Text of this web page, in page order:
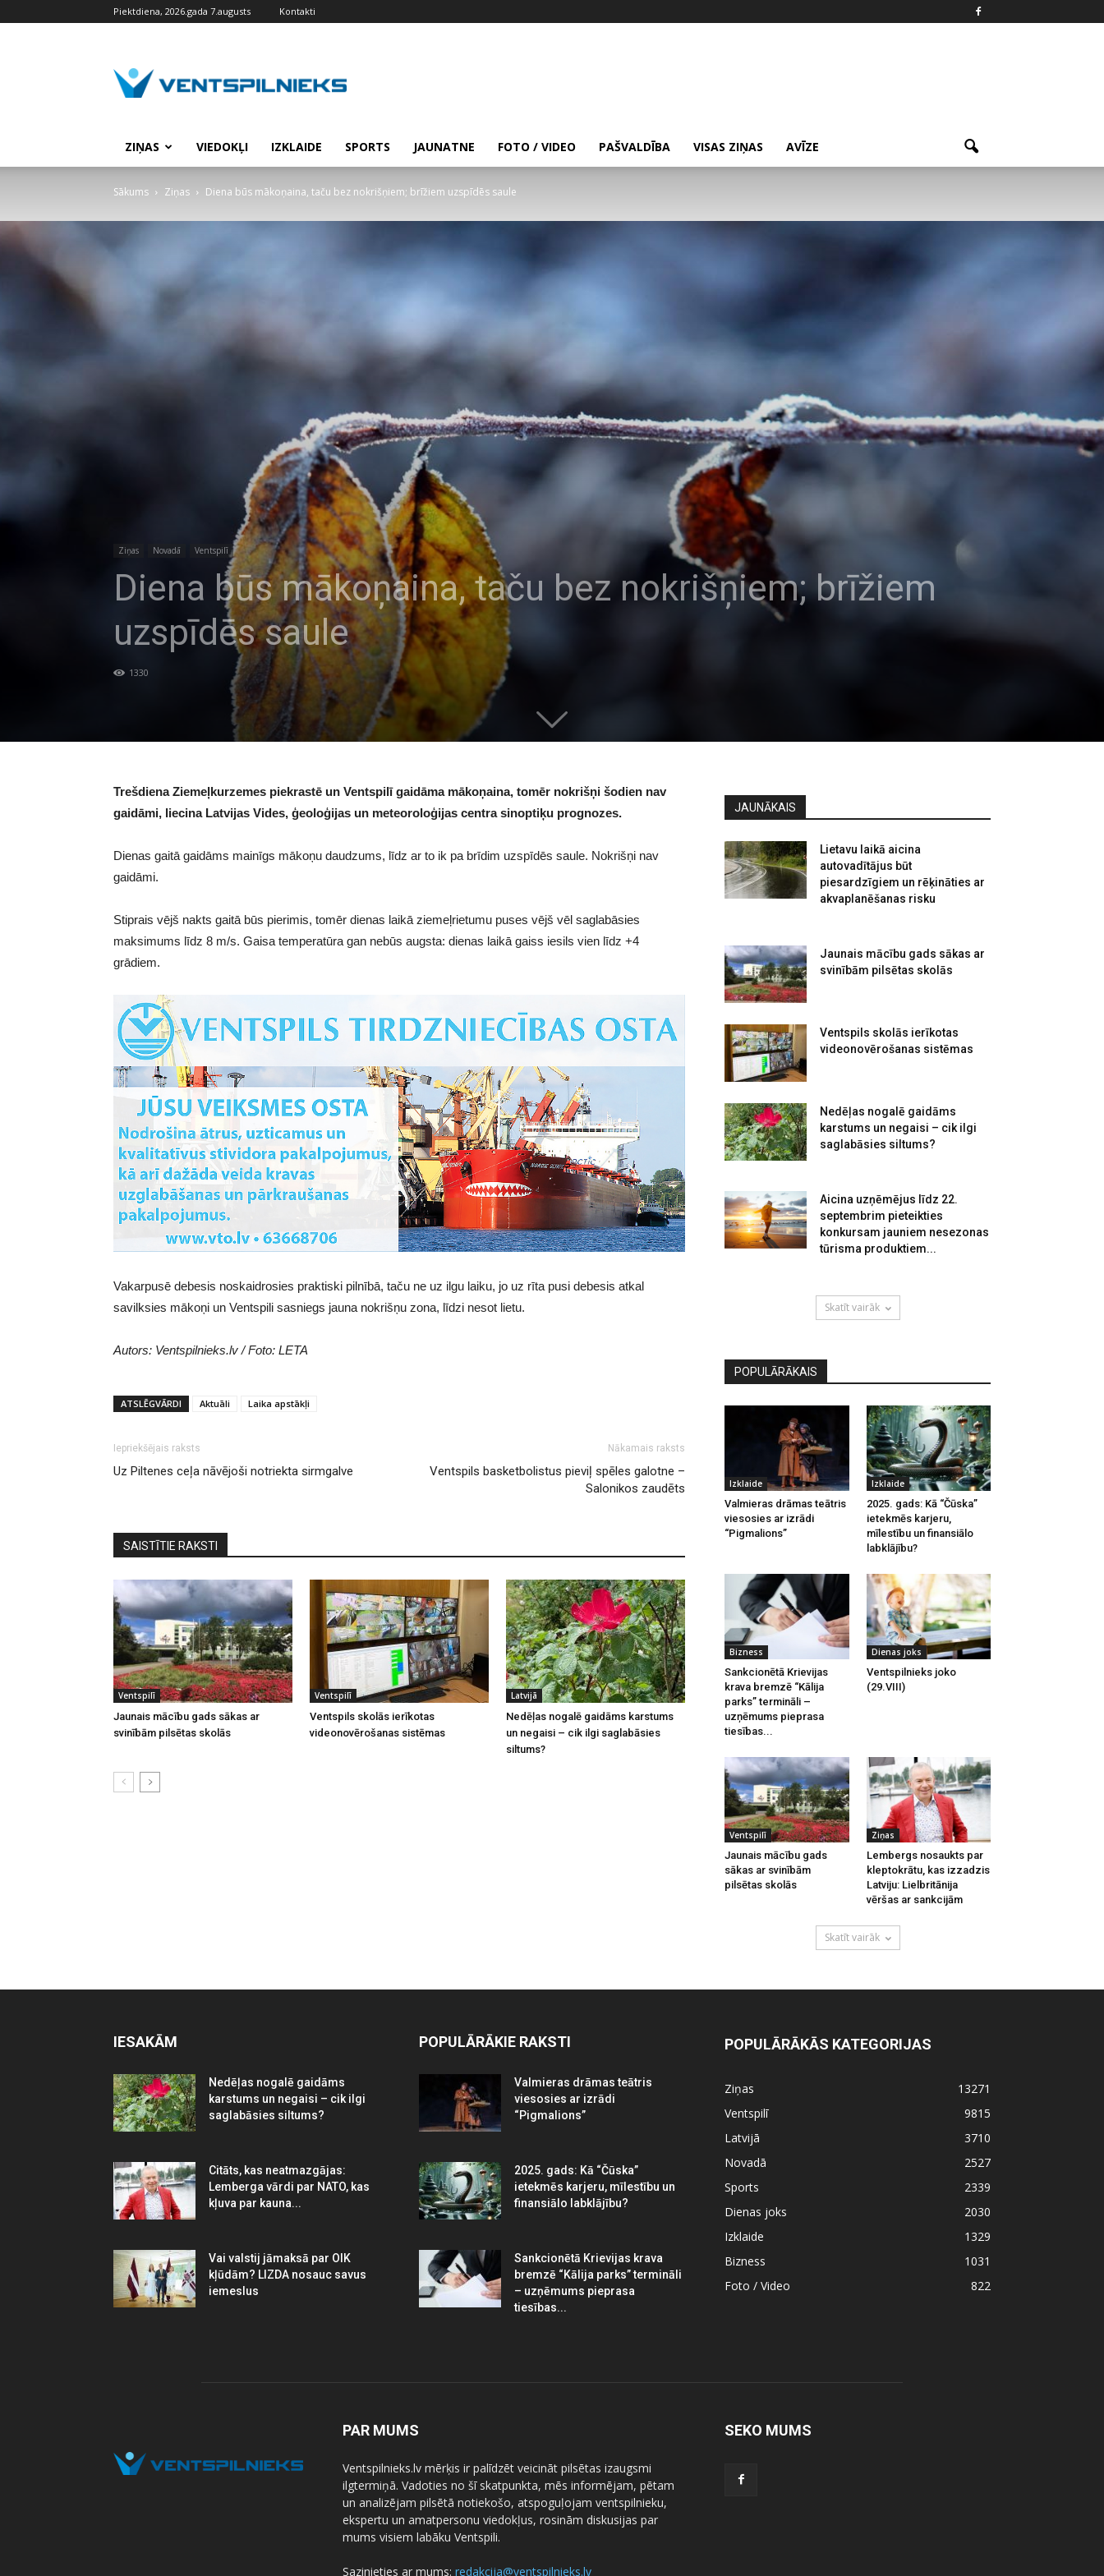
Piektdiena, 2026.gada 7.augusts Kontakti
ZIŅAS VIEDOKĻI IZKLAIDE SPORTS JAUNATNE FOTO / VIDEO PAŠVALDĪBA VISAS ZIŅAS AVĪZE
Sākums Ziņas Diena būs mākoņaina, taču bez nokrišņiem; brīžiem uzspīdēs saule
Ziņas Novadā Ventspilī
Diena būs mākoņaina, taču bez nokrišņiem; brīžiem
uzspīdēs saule
1330
Trešdiena Ziemeļkurzemes piekrastē un Ventspilī gaidāma mākoņaina, tomēr nokrišņi šodien nav
gaidāmi, liecina Latvijas Vides, ģeoloģijas un meteoroloģijas centra sinoptiķu prognozes.
Dienas gaitā gaidāms mainīgs mākoņu daudzums, līdz ar to ik pa brīdim uzspīdēs saule. Nokrišņi nav
gaidāmi.
Stiprais vējš nakts gaitā būs pierimis, tomēr dienas laikā ziemeļrietumu puses vējš vēl saglabāsies
maksimums līdz 8 m/s. Gaisa temperatūra gan nebūs augsta: dienas laikā gaiss iesils vien līdz +4
grādiem.
Vakarpusē debesis noskaidrosies praktiski pilnībā, taču ne uz ilgu laiku, jo uz rīta pusi debesis atkal
savilksies mākoņi un Ventspili sasniegs jauna nokrišņu zona, līdzi nesot lietu.
Autors: Ventspilnieks.lv / Foto: LETA
ATSLĒGVĀRDI Aktuāli Laika apstākļi
Iepriekšējais raksts
Uz Piltenes ceļa nāvējoši notriekta sirmgalve
Nākamais raksts
Ventspils basketbolistus pieviļ spēles galotne –
Salonikos zaudēts
SAISTĪTIE RAKSTI
Ventspilī
Jaunais mācību gads sākas ar
svinībām pilsētas skolās
Ventspilī
Ventspils skolās ierīkotas
videonovērošanas sistēmas
Latvijā
Nedēļas nogalē gaidāms karstums
un negaisi – cik ilgi saglabāsies
siltums?
JAUNĀKAIS
Lietavu laikā aicina
autovadītājus būt
piesardzīgiem un rēķināties ar
akvaplanēšanas risku
Jaunais mācību gads sākas ar
svinībām pilsētas skolās
Ventspils skolās ierīkotas
videonovērošanas sistēmas
Nedēļas nogalē gaidāms
karstums un negaisi – cik ilgi
saglabāsies siltums?
Aicina uzņēmējus līdz 22.
septembrim pieteikties
konkursam jauniem nesezonas
tūrisma produktiem...
Skatīt vairāk
POPULĀRĀKAIS
Izklaide
Valmieras drāmas teātris
viesosies ar izrādi
“Pigmalions”
Izklaide
2025. gads: Kā “Čūska”
ietekmēs karjeru,
mīlestību un finansiālo
labklājību?
Bizness
Sankcionētā Krievijas
krava bremzē “Kālija
parks” termināli –
uzņēmums pieprasa
tiesības...
Dienas joks
Ventspilnieks joko
(29.VIII)
Ventspilī
Jaunais mācību gads
sākas ar svinībām
pilsētas skolās
Ziņas
Lembergs nosaukts par
kleptokrātu, kas izzadzis
Latviju: Lielbritānija
vēršas ar sankcijām
Skatīt vairāk
IESAKĀM
Nedēļas nogalē gaidāms
karstums un negaisi – cik ilgi
saglabāsies siltums?
Citāts, kas neatmazgājas:
Lemberga vārdi par NATO, kas
kļuva par kauna...
Vai valstij jāmaksā par OIK
kļūdām? LIZDA nosauc savus
iemeslus
POPULĀRĀKIE RAKSTI
Valmieras drāmas teātris
viesosies ar izrādi
“Pigmalions”
2025. gads: Kā “Čūska”
ietekmēs karjeru, mīlestību un
finansiālo labklājību?
Sankcionētā Krievijas krava
bremzē “Kālija parks” termināli
– uzņēmums pieprasa
tiesības...
POPULĀRĀKĀS KATEGORIJAS
Ziņas
13271
Ventspilī
9815
Latvijā
3710
Novadā
2527
Sports
2339
Dienas joks
2030
Izklaide
1329
Bizness
1031
Foto / Video
822
PAR MUMS
Ventspilnieks.lv mērķis ir palīdzēt veicināt pilsētas izaugsmi
ilgtermiņā. Vadoties no šī skatpunkta, mēs informējam, pētam
un analizējam pilsētā notiekošo, atspoguļojam ventspilnieku,
ekspertu un amatpersonu viedokļus, rosinām diskusijas par
mums visiem labāku Ventspili.
Sazinieties ar mums: redakcija@ventspilnieks.lv
SEKO MUMS